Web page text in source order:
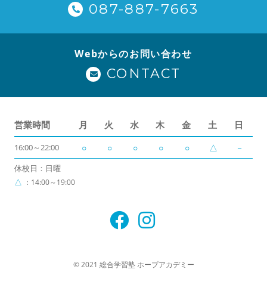
087-887-7663
Webからのお問い合わせ
CONTACT
営業時間 月 火 水 木 金 土 日
16:00～22:00 ○ ○ ○ ○ ○ △ －
休校日：日曜
△ ：14:00～19:00
© 2021 総合学習塾 ホープアカデミー